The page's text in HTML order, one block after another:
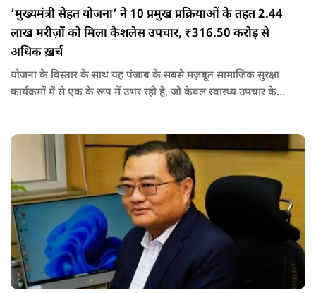
’मुख्यमंत्री सेहत योजना’ ने 10 प्रमुख प्रक्रियाओं के तहत 2.44
लाख मरीज़ों को मिला कैशलेस उपचार, ₹316.50 करोड़ से
अधिक ख़र्च
योजना के विस्तार के साथ यह पंजाब के सबसे मज़बूत सामाजिक सुरक्षा
कार्यक्रमों में से एक के रूप में उभर रही है, जो केवल स्वास्थ्य उपचार के
है.